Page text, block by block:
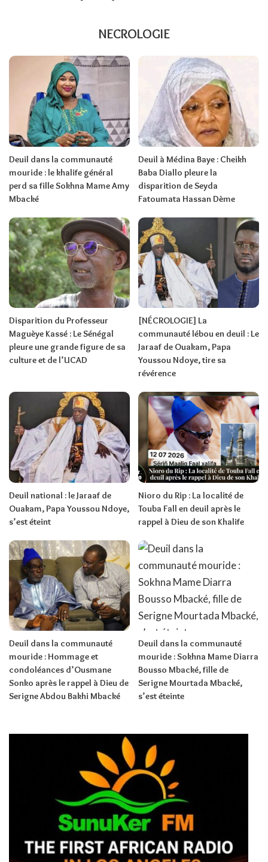
NECROLOGIE
Deuil dans la communauté
mouride : le khalife général
perd sa fille Sokhna Mame Amy
Mbacké
Deuil à Médina Baye : Cheikh
Baba Diallo pleure la
disparition de Seyda
Fatoumata Hassan Dème
Disparition du Professeur
Maguèye Kassé : Le Sénégal
pleure une grande figure de sa
culture et de l’UCAD
[NÉCROLOGIE] La
communauté lébou en deuil : Le
Jaraaf de Ouakam, Papa
Youssou Ndoye, tire sa
révérence
Deuil national : le Jaraaf de
Ouakam, Papa Youssou Ndoye,
s’est éteint
Nioro du Rip : La localité de
Touba Fall en deuil après le
rappel à Dieu de son Khalife
Deuil dans la communauté
mouride : Hommage et
condoléances d’Ousmane
Sonko après le rappel à Dieu de
Serigne Abdou Bakhi Mbacké
Deuil dans la communauté
mouride : Sokhna Mame Diarra
Bousso Mbacké, fille de
Serigne Mourtada Mbacké,
s’est éteinte